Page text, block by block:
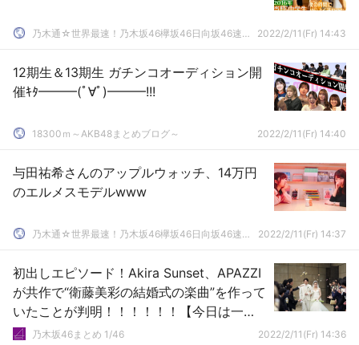
乃木通☆世界最速！乃木坂46欅坂46日向坂46速報まとめ 2022/2/11(Fr) 14:43
12期生＆13期生 ガチンコオーディション開
催ｷﾀ━━━(ﾟ∀ﾟ)━━━!!!
18300ｍ～AKB48まとめブログ～ 2022/2/11(Fr) 14:40
与田祐希さんのアップルウォッチ、14万円
のエルメスモデルwww
乃木通☆世界最速！乃木坂46欅坂46日向坂46速報まとめ 2022/2/11(Fr) 14:37
初出しエピソード！Akira Sunset、APAZZI
が共作で“衛藤美彩の結婚式の楽曲”を作って
いたことが判明！！！！！！【今日は一
日“乃木坂46”三昧】
乃木坂46まとめ 1/46 2022/2/11(Fr) 14:36